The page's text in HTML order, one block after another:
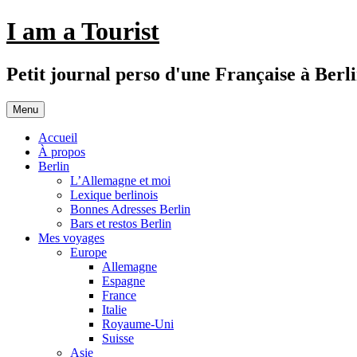
Aller
au
I am a Tourist
Petit journal perso d'une Française à
Menu
Accueil
À propos
Berlin
L’Allemagne et moi
Lexique berlinois
Bonnes Adresses Berlin
Bars et restos Berlin
Mes voyages
Europe
Allemagne
Espagne
France
Italie
Royaume-Uni
Suisse
Asie